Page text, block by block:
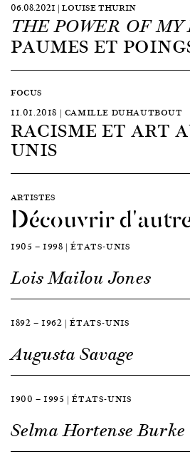
06.08.2021 | LOUISE THURIN
THE POWER OF MY
PAUMES ET
FOCUS
11.01.2018 | CAMILLE DUHAUTBOUT
RACISME ET ART
UNIS
ARTISTES
Découvrir
1905 — 1998 | ÉTATS-UNIS
Lois Mailou Jones
1892 — 1962 | ÉTATS-UNIS
Augusta Savage
1900 — 1995 | ÉTATS-UNIS
Selma Hortense Burke